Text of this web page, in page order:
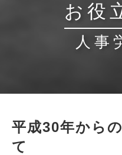
お役
人事
平成30年から
て